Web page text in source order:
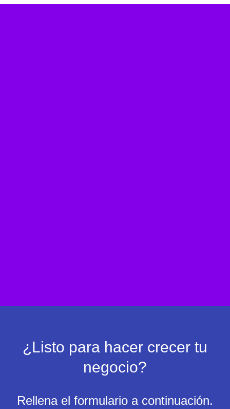
¿Listo para hacer crecer tu
negocio?
Rellena el formulario a continuación.